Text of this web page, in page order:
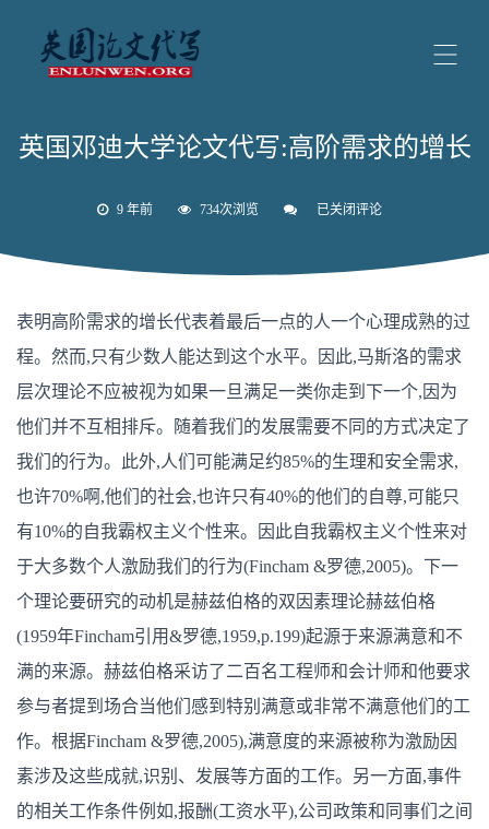
英国邓迪大学论文代写:高阶需求的增长
9 年前 734次浏览
英
论
代
高
需
求
的
增
长
已关闭评论
表明高阶需求的增长代表着最后一点的人一个心理成熟的过
程。然而,只有少数人能达到这个水平。因此,马斯洛的需求
层次理论不应被视为如果一旦满足一类你走到下一个,因为
他们并不互相排斥。随着我们的发展需要不同的方式决定了
我们的行为。此外,人们可能满足约85%的生理和安全需求,
也许70%啊,他们的社会,也许只有40%的他们的自尊,可能只
有10%的自我霸权主义个性来。因此自我霸权主义个性来对
于大多数个人激励我们的行为(Fincham &罗德,2005)。下一
个理论要研究的动机是赫兹伯格的双因素理论赫兹伯格
(1959年Fincham引用&罗德,1959,p.199)起源于来源满意和不
满的来源。赫兹伯格采访了二百名工程师和会计师和他要求
参与者提到场合当他们感到特别满意或非常不满意他们的工
作。根据Fincham &罗德,2005),满意度的来源被称为激励因
素涉及这些成就,识别、发展等方面的工作。另一方面,事件
的相关工作条件例如,报酬(工资水平),公司政策和同事们之间